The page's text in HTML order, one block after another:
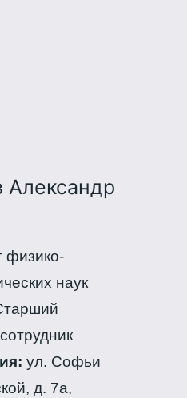
Александр
физико-
наук
ул. Софьи
д. 7а,